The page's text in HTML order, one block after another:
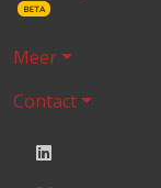
BETA
Meer
Contact